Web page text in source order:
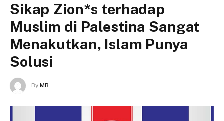
Sikap Zion*s terhadap
Muslim di Palestina Sangat
Menakutkan, Islam Punya
Solusi
By MB